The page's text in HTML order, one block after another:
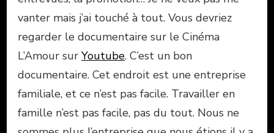
vanter mais j’ai touché à tout. Vous devriez
regarder le documentaire sur le Cinéma
L’Amour sur Youtube. C’est un bon
documentaire. Cet endroit est une entreprise
familiale, et ce n’est pas facile. Travailler en
famille n’est pas facile, pas du tout. Nous ne